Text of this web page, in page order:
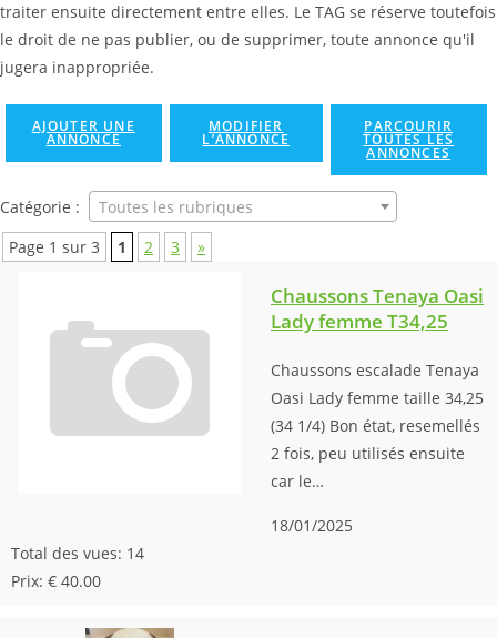
traiter ensuite directement entre elles. Le TAG se réserve toutefois
le droit de ne pas publier, ou de supprimer, toute annonce qu'il
jugera inappropriée.
AJOUTER UNE
ANNONCE
MODIFIER
L’ANNONCE
PARCOURIR
TOUTES LES
ANNONCES
Catégorie :
Toutes les rubriques
Page 1 sur 3
1 2 3 »
Chaussons Tenaya Oasi
Lady femme T34,25
Chaussons escalade Tenaya
Oasi Lady femme taille 34,25
(34 1/4) Bon état, resemellés
2 fois, peu utilisés ensuite
car le…
18/01/2025
Total des vues: 14
Prix: € 40.00